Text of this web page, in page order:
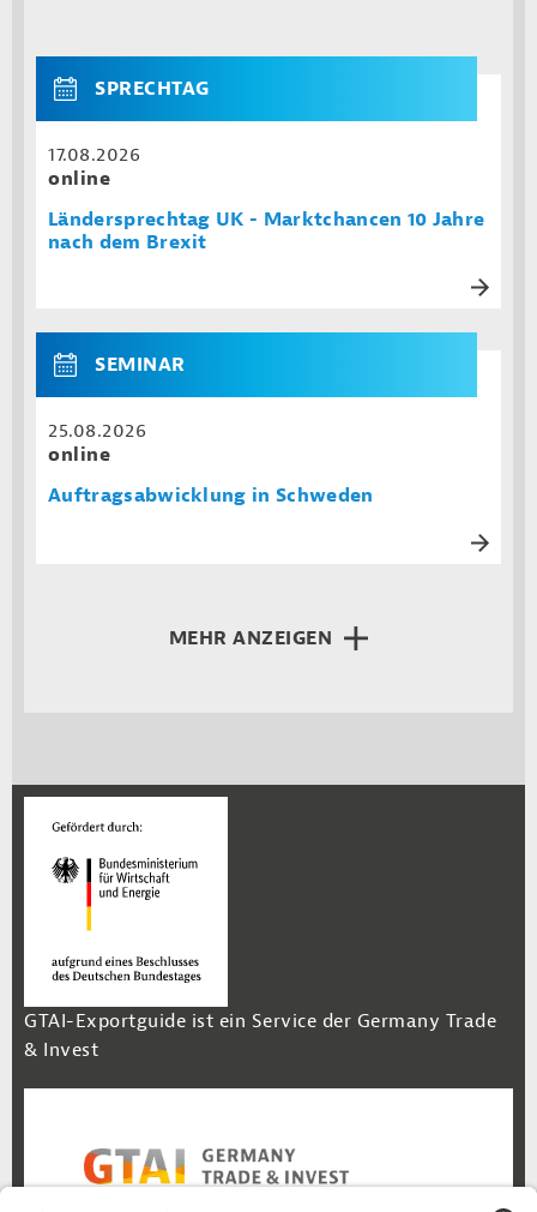
SPRECHTAG
17.08.2026
online
Ländersprechtag UK - Marktchancen 10 Jahre
nach dem Brexit
SEMINAR
25.08.2026
online
Auftragsabwicklung in Schweden
MEHR ANZEIGEN
GTAI-Exportguide ist ein Service der Germany Trade
& Invest